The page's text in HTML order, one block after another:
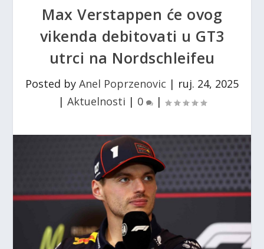
Max Verstappen će ovog
vikenda debitovati u GT3
utrci na Nordschleifeu
Posted by Anel Poprzenovic | ruj. 24, 2025
| Aktuelnosti | 0 |